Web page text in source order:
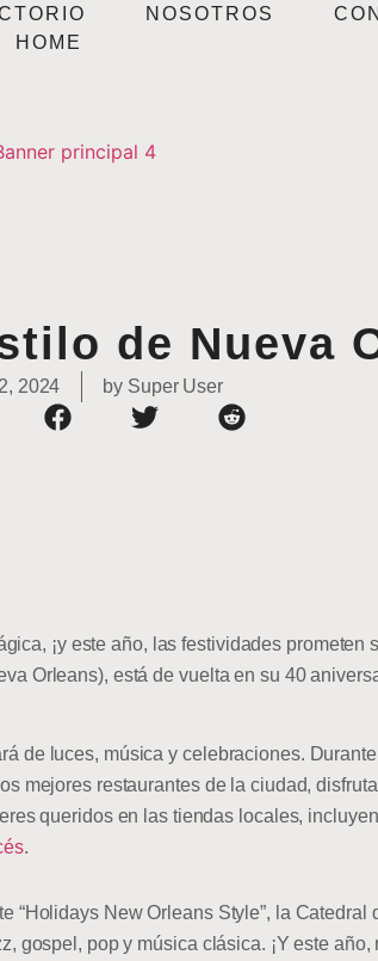
NOSOTROS
HOME
de Nueva
2024 by Super User
¡y este año, las festividades prometen
Orleans), está de vuelta en su 40
de luces, música y celebraciones.
mejores restaurantes de la ciudad,
queridos en las tiendas locales,
.
“Holidays New Orleans Style”, la
gospel, pop y música clásica. ¡Y este